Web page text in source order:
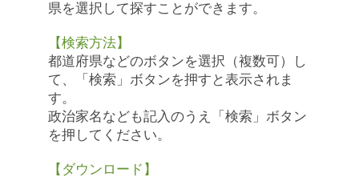
県を選択して探すことができます。
【検索方法】
都道府県などのボタンを選択（複数可）し
て、「検索」ボタンを押すと表示されま
す。
政治家名なども記入のうえ「検索」ボタン
を押してください。
【ダウンロード】